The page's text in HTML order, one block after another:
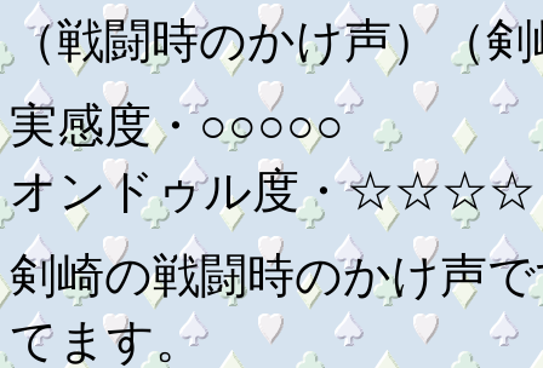
（戦闘時のかけ声）（
実感度・○○○○○
オンドゥル度・☆☆☆☆
剣崎の戦闘時のかけ声
てます。